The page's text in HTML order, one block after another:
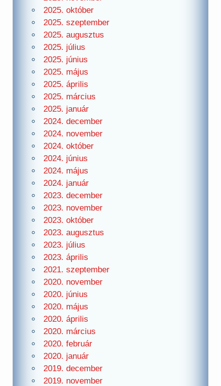
2025. október
2025. szeptember
2025. augusztus
2025. július
2025. június
2025. május
2025. április
2025. március
2025. január
2024. december
2024. november
2024. október
2024. június
2024. május
2024. január
2023. december
2023. november
2023. október
2023. augusztus
2023. július
2023. április
2021. szeptember
2020. november
2020. június
2020. május
2020. április
2020. március
2020. február
2020. január
2019. december
2019. november